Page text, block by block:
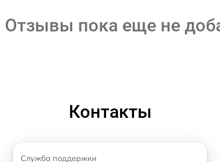
Отзывы пока еще не
Контакты
Служба поддержки